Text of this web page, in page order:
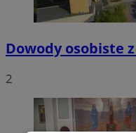
Dowody osobiste
2